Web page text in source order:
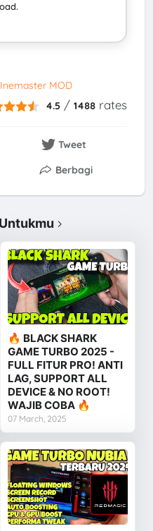
MOD
4.5 /1488 rates
Tweet
Berbagi
🔥 BLACK SHARK
GAME TURBO 2025 -
FULL FITUR PRO! ANTI
LAG, SUPPORT ALL
DEVICE & NO ROOT!
WAJIB COBA 🔥
07 March, 2025